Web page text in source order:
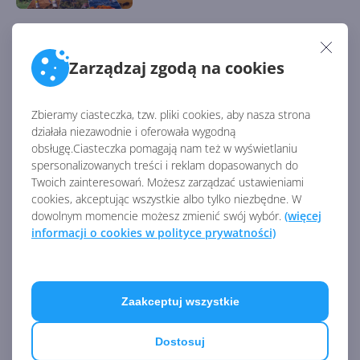
Zarządzaj zgodą na cookies
Zbieramy ciasteczka, tzw. pliki cookies, aby nasza strona
działała niezawodnie i oferowała wygodną
obsługę.Ciasteczka pomagają nam też w wyświetlaniu
spersonalizowanych treści i reklam dopasowanych do
Twoich zainteresowań. Możesz zarządzać ustawieniami
cookies, akceptując wszystkie albo tylko niezbędne. W
dowolnym momencie możesz zmienić swój wybór. (więcej
informacji o cookies w polityce prywatności)
Dostosuj
Zaakceptuj wszystkie
Gracze Minecrafta odtworzyli
spory fragment Nowego Jorku
Microsoft Flight Simulator
2024 będzie dostępny w 4
edycjach
o pracach nad S.T.A.L.K.E.R. 2